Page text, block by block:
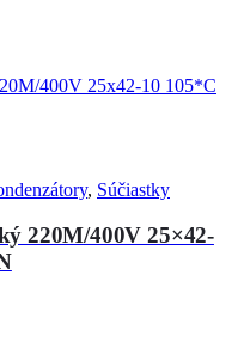
, Súčiastky
220M/400V 25×42-